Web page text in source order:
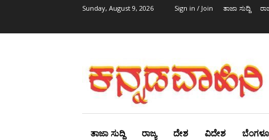
Sunday, August 9, 2026 Sign in / Join ತಾಜಾ ಸುದ್ದಿ
ತಾಜಾ ಸುದ್ದಿ ರಾಜ್ಯ ದೇಶ ವಿದೇಶ